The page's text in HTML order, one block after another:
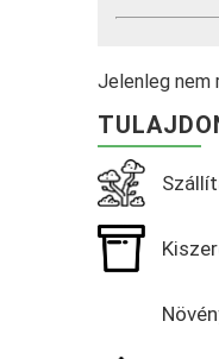
Jelenleg nem